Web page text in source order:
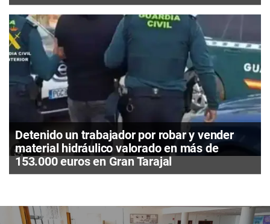
Detenido un trabajador por robar y vender
material hidráulico valorado en más de
153.000 euros en Gran Tarajal